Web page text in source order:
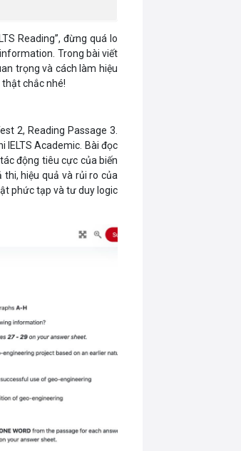
Reading”, đừng quá lo
Trong bài viết
trọng và cách làm hiệu
thật chắc nhé!
2, Reading Passage 3.
IELTS Academic. Bài đọc
động tiêu cực của biến
hiệu quả và rủi ro của
phức tạp và tư duy logic